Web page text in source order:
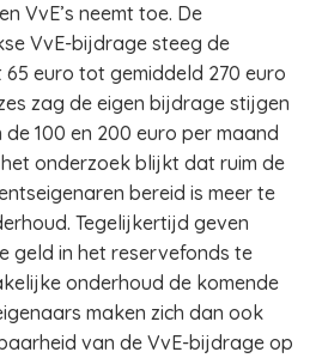
VvE’s neemt toe. De
VvE-bijdrage steeg de
euro tot gemiddeld 270 euro
zag de eigen bijdrage stijgen
100 en 200 euro per maand
het onderzoek blijkt dat ruim de
bereid is meer te
Tegelijkertijd geven
geld in het reservefonds te
onderhoud de komende
maken zich dan ook
van de VvE-bijdrage op